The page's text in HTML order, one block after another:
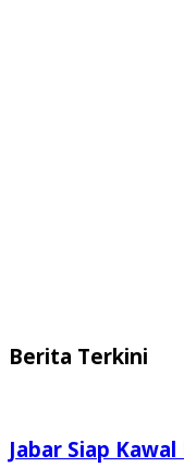
Berita Terkini
Jabar Siap